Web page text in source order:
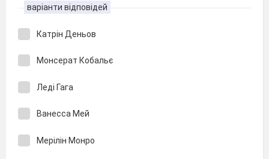
варіанти відповідей
Катрін Деньов
Монсерат Кобальє
Леді Гага
Ванесса Мей
Мерілін Монро